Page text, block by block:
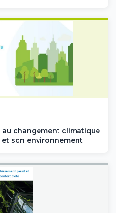
changement climatique
son environnement